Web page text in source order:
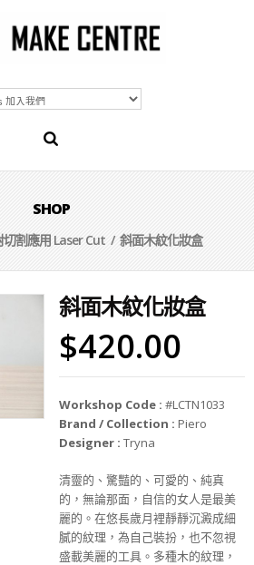
SHOP
切割應用 Laser Cut / 斜面木紋化妝盒
斜面木紋化妝盒
$420.00
Workshop Code : #LCTN1033
Brand / Collection : Piero
Designer : Tryna
清靈的、驚豔的、可愛的、純真
的，無論那面，自信的女人是最美
麗的。在悠長歲月裡靜靜沉澱成細
膩的紋理，為自己裝扮，也不忽視
盛載美麗的工具。多種木的紋理，